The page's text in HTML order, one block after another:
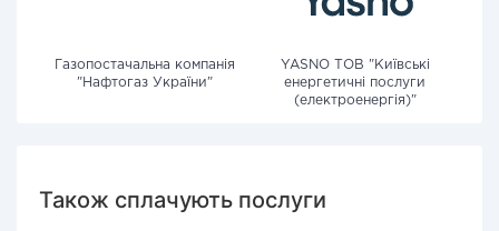
Газопостачальна компанія
"Нафтогаз України"
YASNO ТОВ "Київські
енергетичні послуги
(електроенергія)"
Також сплачують послуги